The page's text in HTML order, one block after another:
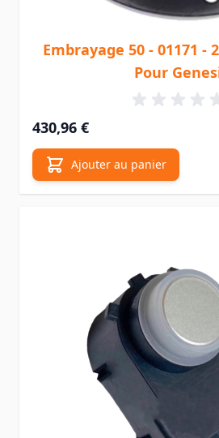
Embrayage 50 - 01171 -
Pour
430,96 €
Ajouter au panier